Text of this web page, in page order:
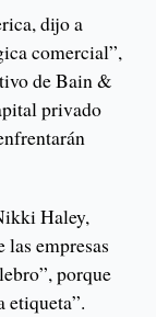
dijo a
comercial”,
de Bain &
privado
Haley,
empresas
porque
etiqueta”.